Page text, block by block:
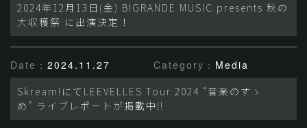
2024年12月13日(金) BIGRANDE MUSIC presents 秋の
大収穫祭 に出演決定！
Date： 2024.11.27 Category： Media
Skream!にてLEEVELLES Tour 2024 “音楽のすゝ
め” ライブレポートが掲載中!!